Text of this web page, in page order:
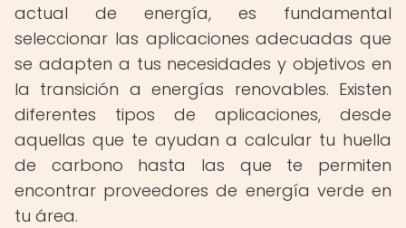
actual de energía, es fundamental
seleccionar las aplicaciones adecuadas que
se adapten a tus necesidades y objetivos en
la transición a energías renovables. Existen
diferentes tipos de aplicaciones, desde
aquellas que te ayudan a calcular tu huella
de carbono hasta las que te permiten
encontrar proveedores de energía verde en
tu área.